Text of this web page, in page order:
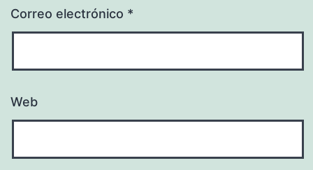
Correo electrónico *
Web